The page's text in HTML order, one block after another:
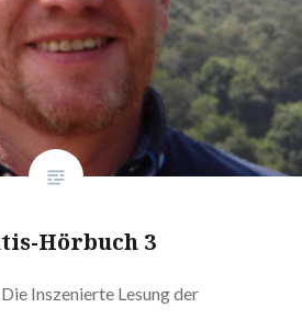
Hörbuch 3
Inszenierte Lesung der